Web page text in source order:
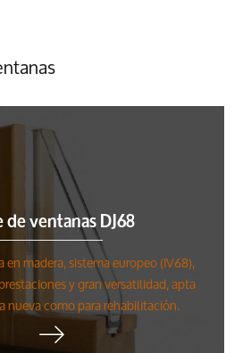
de ventanas DJ68
madera, sistema europeo (IV68),
y gran versatilidad, apta
nueva como para rehabilitación.